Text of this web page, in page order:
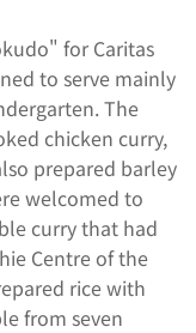
for Caritas
to serve mainly
The
chicken curry,
prepared barley
welcomed to
curry that had
Centre of the
rice with
from seven